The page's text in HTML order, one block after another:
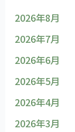
2026年8月
2026年7月
2026年6月
2026年5月
2026年4月
2026年3月